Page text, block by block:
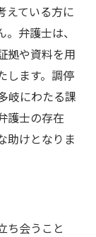
えている方に
弁護士は、
拠や資料を用
します。調停
岐にわたる課
護士の存在
助けとなりま
ち会うこと